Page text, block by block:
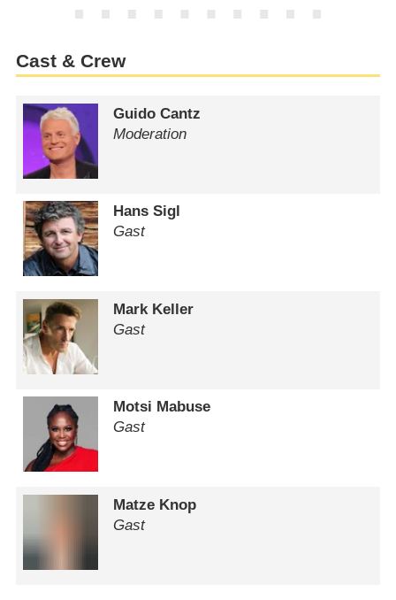
Cast & Crew
Guido Cantz
Moderation
Hans Sigl
Gast
Mark Keller
Gast
Motsi Mabuse
Gast
Matze Knop
Gast